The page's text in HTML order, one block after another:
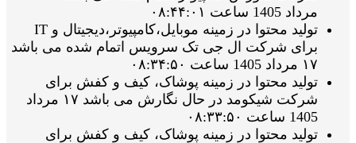
مرداد 1405 ساعت ۰۸:۴۴:۰۱
تولید محتوا در زمینه موبایل،کامپیوتر،دیجیتال و IT
برای شرکت ال جی تک سرویس اتمام شده می باشد
۱۷ مرداد 1405 ساعت ۰۸:۳۴:۵۰
تولید محتوا در زمینه پوشاک، کیف و کفش برای
شرکت شیکومد در حال نگارش می باشد ۱۷ مرداد
1405 ساعت ۰۸:۳۳:۵۰
تولید محتوا در زمینه پوشاک، کیف و کفش برای